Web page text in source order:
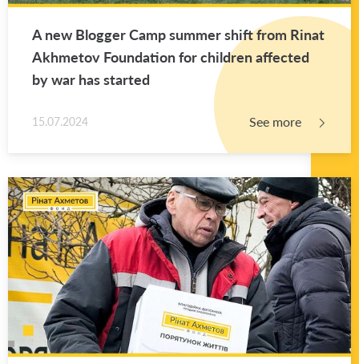
A new Blog­ger Camp sum­mer shift from Rinat
Akhme­tov Foun­da­tion for chil­dren af­fected
by war has started
15.07.2024 See more